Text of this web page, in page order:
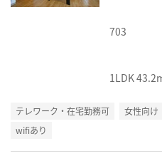
703
1LDK
テレワーク・在宅勤務可 女性向け
wifiあり